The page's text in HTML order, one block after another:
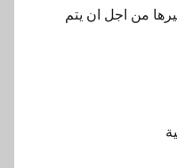
من اجل ان يتم